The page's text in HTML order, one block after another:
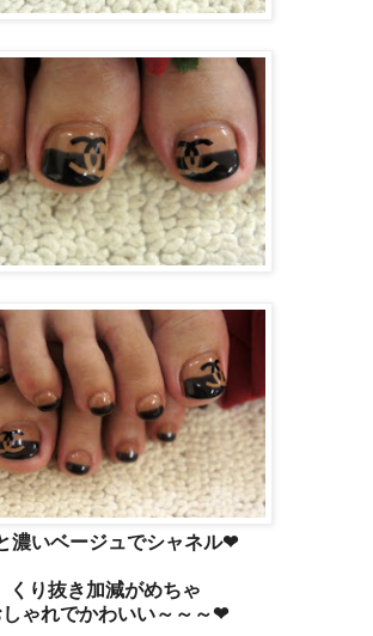
濃いベージュでシャネル❤
くり抜き加減がめちゃ
しゃれでかわいい～～～❤